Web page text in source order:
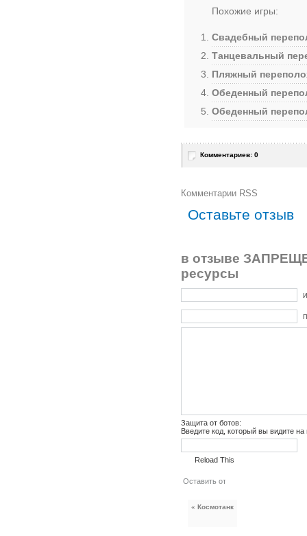
Похожие игры:
Свадебный
Танцевальный
Пляжный
Обеденный
Обеденный
Комментариев: 0
Комментарии RSS
Оставьте отзыв
в отзыве
ресурсы
Защита от ботов:
Введите код, который вы видите
Reload This
« Космотанк